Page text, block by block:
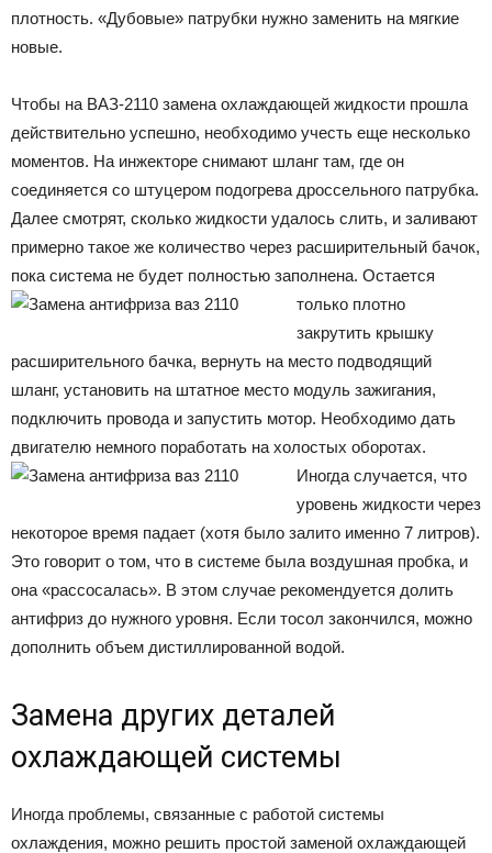
плотность. «Дубовые» патрубки нужно заменить на мягкие
новые.
Чтобы на ВАЗ-2110 замена охлаждающей жидкости прошла
действительно успешно, необходимо учесть еще несколько
моментов. На инжекторе снимают шланг там, где он
соединяется со штуцером подогрева дроссельного патрубка.
Далее смотрят, сколько жидкости удалось слить, и заливают
примерно такое же количество через расширительный бачок,
пока система не будет полностью заполнена. Остается
только плотно
закрутить крышку
расширительного бачка, вернуть на место подводящий
шланг, установить на штатное место модуль зажигания,
подключить провода и запустить мотор. Необходимо дать
двигателю немного поработать на холостых оборотах.
Иногда случается, что
уровень жидкости через
некоторое время падает (хотя было залито именно 7 литров).
Это говорит о том, что в системе была воздушная пробка, и
она «рассосалась». В этом случае рекомендуется долить
антифриз до нужного уровня. Если тосол закончился, можно
дополнить объем дистиллированной водой.
Замена других деталей
охлаждающей системы
Иногда проблемы, связанные с работой системы
охлаждения, можно решить простой заменой охлаждающей